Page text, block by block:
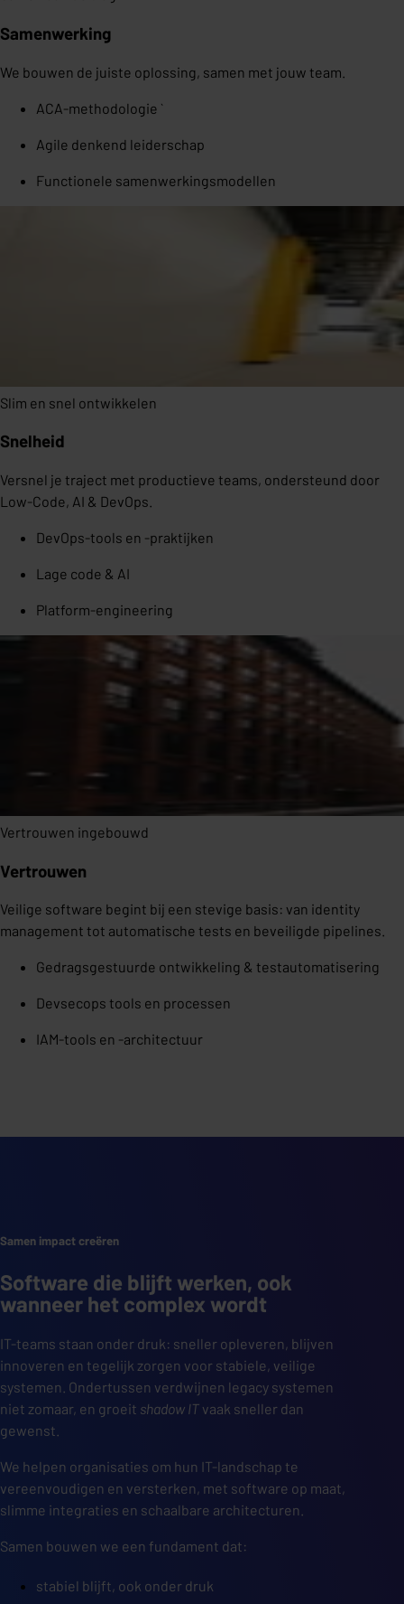
Samenwerking
We bouwen de juiste oplossing, samen met jouw team.
ACA-methodologie `
Agile denkend leiderschap
Functionele samenwerkingsmodellen
Slim en snel ontwikkelen
Snelheid
Versnel je traject met productieve teams, ondersteund door
Low-Code, AI & DevOps.
DevOps-tools en -praktijken
Lage code & AI
Platform-engineering
Vertrouwen ingebouwd
Vertrouwen
Veilige software begint bij een stevige basis: van identity
management tot automatische tests en beveiligde pipelines.
Gedragsgestuurde ontwikkeling & testautomatisering
Devsecops tools en processen
IAM-tools en -architectuur
Samen impact creëren
Software die blijft werken, ook
wanneer het complex wordt
IT-teams staan onder druk: sneller opleveren, blijven
innoveren en tegelijk zorgen voor stabiele, veilige
systemen. Ondertussen verdwijnen legacy systemen
niet zomaar, en groeit shadow IT vaak sneller dan
gewenst.
We helpen organisaties om hun IT-landschap te
vereenvoudigen en versterken, met software op maat,
slimme integraties en schaalbare architecturen.
Samen bouwen we een fundament dat:
stabiel blijft, ook onder druk